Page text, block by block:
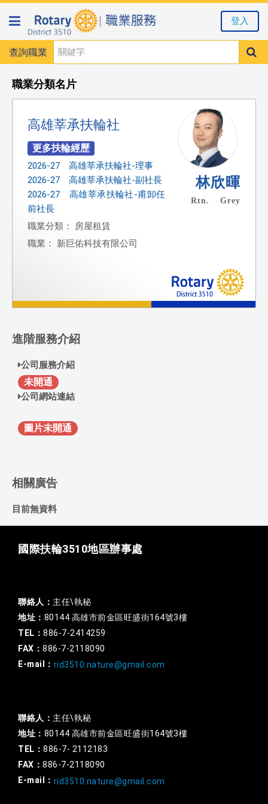
查詢職業
登入
職業分類名片
高雄莘承扶輪社
2026-27 高雄莘承扶輪社-理事
2026-27 高雄莘承扶輪社-副社長
2026-27 高雄莘承扶輪社-甫卸任
前社長
職業分類： 房屋租賃
職業： 新巨佑科技有限公司
林欣暉
Rtn. Grey
進階服務介紹
公司服務介紹
未開通
公司網站連結
圖片未開通
相關廣告
目前無資料
國際扶輪3510地區辦事處
聯絡人： 主任\執秘
地址： 80144 高雄市前金區旺盛街164號3樓
TEL： 886-7-2414259
FAX： 886-7-2118090
E-mail： rid3510.nature@gmail.com
聯絡人： 主任\執秘
地址： 80144 高雄市前金區旺盛街164號3樓
TEL： 886-7- 2112183
FAX： 886-7-2118090
E-mail： rid3510.nature@gmail.com